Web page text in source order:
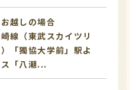
越しの場合
線（東武スカイツリ
「獨協大学前」駅よ
「八潮...